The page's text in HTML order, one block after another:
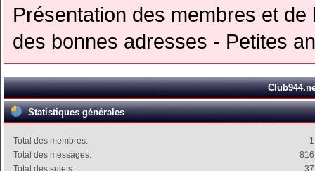
Présentation des membres et
des bonnes adresses - Petites
Statistiques générales
Total des membres:
Total des messages:
Total des sujets: